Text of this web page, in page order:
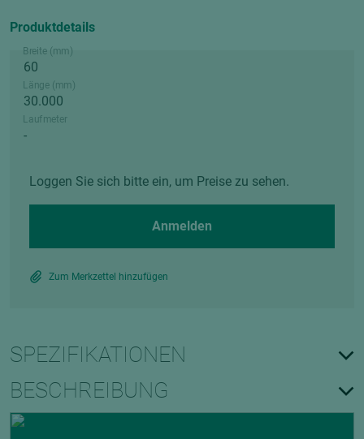
Produktdetails
Breite (mm)
Länge (mm)
Laufmeter
Loggen Sie sich bitte ein, um Preise zu sehen.
Anmelden
Zum Merkzettel hinzufügen
SPEZIFIKATIONEN
BESCHREIBUNG